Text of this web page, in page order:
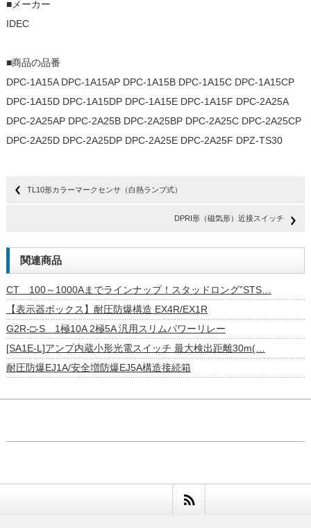
■メーカー
IDEC
■商品の品番
DPC-1A15A DPC-1A15AP DPC-1A15B DPC-1A15C DPC-1A15CP
DPC-1A15D DPC-1A15DP DPC-1A15E DPC-1A15F DPC-2A25A
DPC-2A25AP DPC-2A25B DPC-2A25BP DPC-2A25C DPC-2A25CP
DPC-2A25D DPC-2A25DP DPC-2A25E DPC-2A25F DPZ-TS30
TL10形カラーマークセンサ（白熱ランプ式）
DPRI形（磁気形）近接スイッチ
関連商品
CT 100～1000Aまでラインナップ！スタッドロング”STS…
【表示器ボックス】耐圧防爆構造 EX4R/EX1R
G2R-□-S 1極10A 2極5A 汎用スリムパワーリレー
[SA1E-L]アンプ内蔵小形光電スイッチ 最大検出距離30m(…
耐圧防爆EJ1A/安全増防爆EJ5A構造接続箱